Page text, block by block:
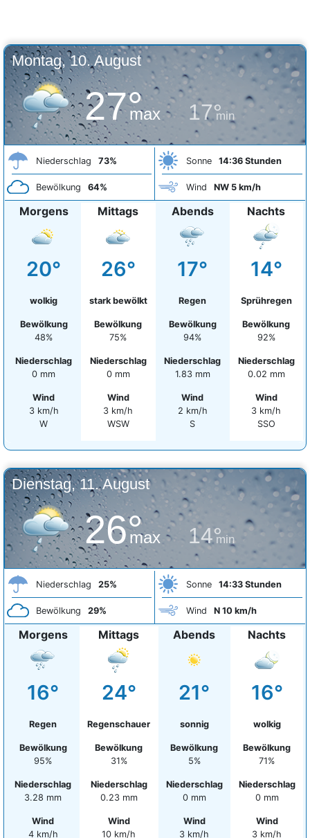
Montag, 10. August
27°
max 17°
min
Niederschlag 73%
Bewölkung 64%
Sonne 14:36 Stunden
Wind NW 5 km/h
Morgens
20°
wolkig
Bewölkung
48%
Niederschlag
0 mm
Wind
3 km/h
W
Mittags
26°
stark bewölkt
Bewölkung
75%
Niederschlag
0 mm
Wind
3 km/h
WSW
Abends
17°
Regen
Bewölkung
94%
Niederschlag
1.83 mm
Wind
2 km/h
S
Nachts
14°
Sprühregen
Bewölkung
92%
Niederschlag
0.02 mm
Wind
3 km/h
SSO
Dienstag, 11. August
26°
max 14°
min
Niederschlag 25%
Bewölkung 29%
Sonne 14:33 Stunden
Wind N 10 km/h
Morgens
16°
Regen
Bewölkung
95%
Niederschlag
3.28 mm
Wind
4 km/h
Mittags
24°
Regenschauer
Bewölkung
31%
Niederschlag
0.23 mm
Wind
10 km/h
Abends
21°
sonnig
Bewölkung
5%
Niederschlag
0 mm
Wind
3 km/h
Nachts
16°
wolkig
Bewölkung
71%
Niederschlag
0 mm
Wind
3 km/h